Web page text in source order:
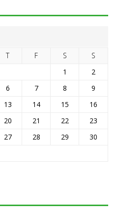
T F S
S
1
2
6 7 8
9
13 14 15
16
20 21 22
23
27 28 29
30